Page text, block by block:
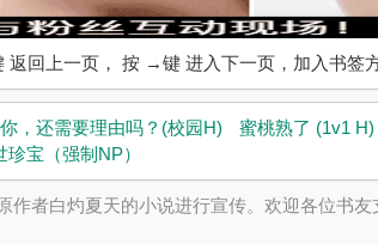
回上一页， 按 →键 进入下一页，加入书签
，还需要理由吗？(校园H) 蜜桃熟了 (1v1 H)
珍宝（强制NP）
作者白灼夏天的小说进行宣传。欢迎各位书